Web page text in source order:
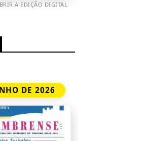
A EDIÇÃO DIGITAL
DE 2026